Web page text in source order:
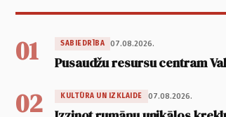
01 SABIEDRĪBA 07.08.2026.
Pusaudžu resursu centram
02 KULTŪRA UN IZKLAIDE 07.08.2026.